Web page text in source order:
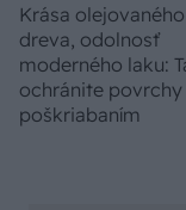
Krása olejovaného
dreva, odolnosť
moderného laku:
ochránite povrchy
poškriabaním